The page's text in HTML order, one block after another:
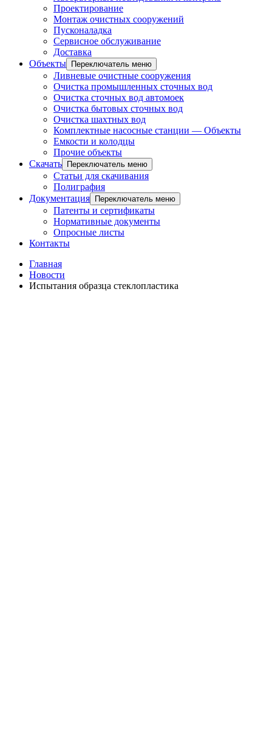
Проектирование
Монтаж очистных сооружений
Пусконаладка
Сервисное обслуживание
Доставка
Объекты
Переключатель меню
Ливневые очистные сооружения
Очистка промышленных сточных вод
Очистка сточных вод автомоек
Очистка бытовых сточных вод
Очистка шахтных вод
Комплектные насосные станции — Объекты
Емкости и колодцы
Прочие объекты
Скачать
Переключатель меню
Статьи для скачивания
Полиграфия
Документация
Переключатель меню
Патенты и сертификаты
Нормативные документы
Опросные листы
Контакты
Главная
Новости
Испытания образца стеклопластика